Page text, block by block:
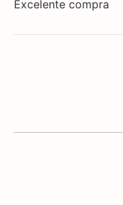
Excelente compra